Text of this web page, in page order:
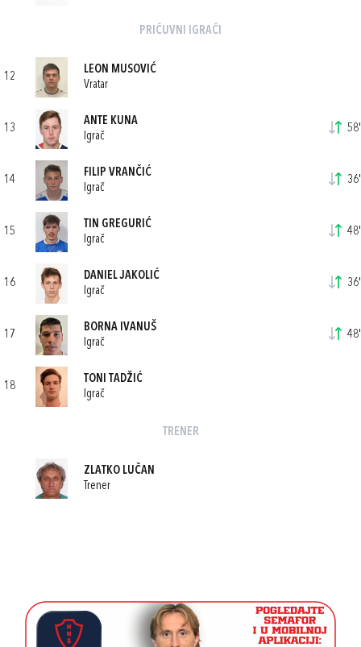
PRIČUVNI IGRAČI
12
LEON MUSOVIĆ
Vratar
13
ANTE KUNA
Igrač
58'
14
FILIP VRANČIĆ
Igrač
36'
15
TIN GREGURIĆ
Igrač
48'
16
DANIEL JAKOLIĆ
Igrač
36'
17
BORNA IVANUŠ
Igrač
48'
18
TONI TADŽIĆ
Igrač
TRENER
ZLATKO LUČAN
Trener